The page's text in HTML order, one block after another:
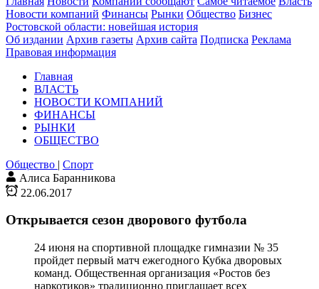
Новости компаний Финансы Рынки Общество Бизнес
Ростовской области: новейшая история
Об издании Архив газеты Архив сайта Подписка Реклама
Правовая информация
Главная
ВЛАСТЬ
НОВОСТИ КОМПАНИЙ
ФИНАНСЫ
РЫНКИ
ОБЩЕСТВО
Общество | Спорт
Алиса Баранникова
22.06.2017
Открывается сезон дворового футбола
24 июня на спортивной площадке гимназии № 35
пройдет первый матч ежегодного Кубка дворовых
команд. Общественная организация «Ростов без
наркотиков» традиционно приглашает всех